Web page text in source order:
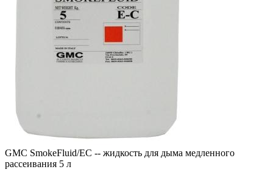
GMC SmokeFluid/EC -- жидкость для дыма медленного
рассеивания 5 л